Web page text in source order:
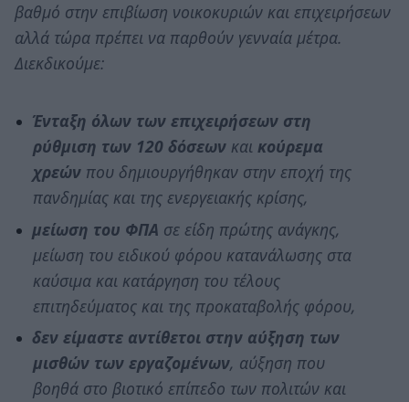
βαθμό στην επιβίωση νοικοκυριών και επιχειρήσεων
αλλά τώρα πρέπει να παρθούν γενναία μέτρα.
Διεκδικούμε:
Ένταξη όλων των επιχειρήσεων στη
ρύθμιση των 120 δόσεωνκαι κούρεμα
χρεώνπου δημιουργήθηκαν στην εποχή της
πανδημίας και της ενεργειακής κρίσης,
μείωση του ΦΠΑ σε είδη πρώτης ανάγκης,
μείωση του ειδικού φόρου κατανάλωσης στα
καύσιμα και κατάργηση του τέλους
επιτηδεύματος και της προκαταβολής φόρου,
δεν είμαστε αντίθετοι στην αύξηση των
μισθών των εργαζομένων, αύξηση που
βοηθά στο βιοτικό επίπεδο των πολιτών και